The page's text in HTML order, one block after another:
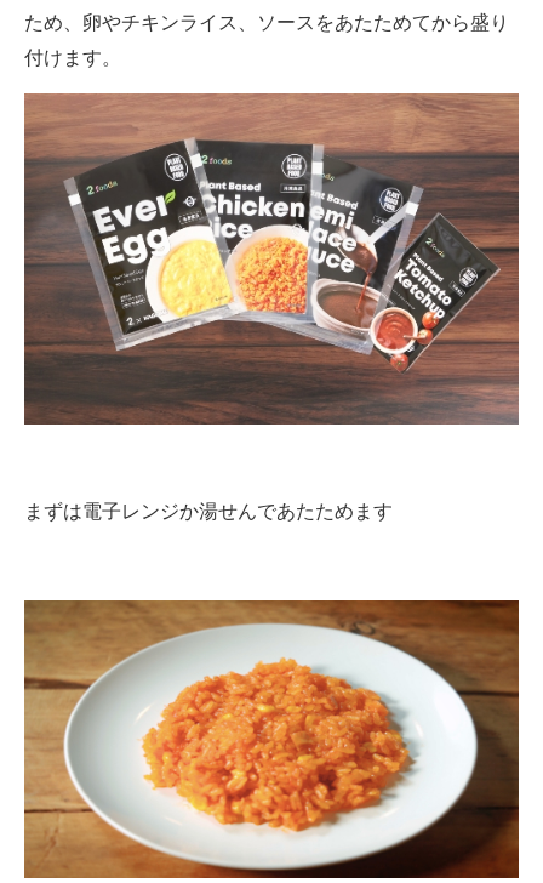
ため、卵やチキンライス、ソースをあたためてから盛り
付けます。
まずは電子レンジか湯せんであたためます